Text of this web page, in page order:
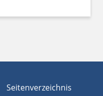
Seitenverzeichnis